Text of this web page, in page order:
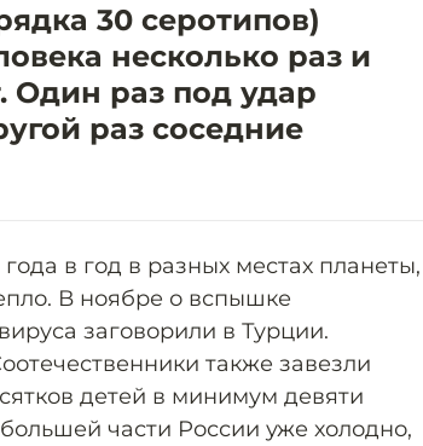
30 серотипов)
несколько раз и
Один раз под удар
раз соседние
в год в разных местах планеты,
В ноябре о вспышке
заговорили в Турции.
также завезли
детей в минимум девяти
части России уже холодно,